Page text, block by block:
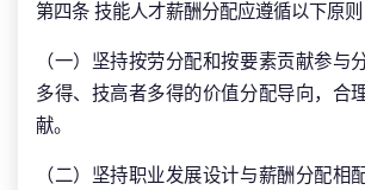
第四条 技能人才薪酬分配应遵循以下原则
（一）坚持按劳分配和按要素贡献参与
多得、技高者多得的价值分配导向，合
献。
（二）坚持职业发展设计与薪酬分配相